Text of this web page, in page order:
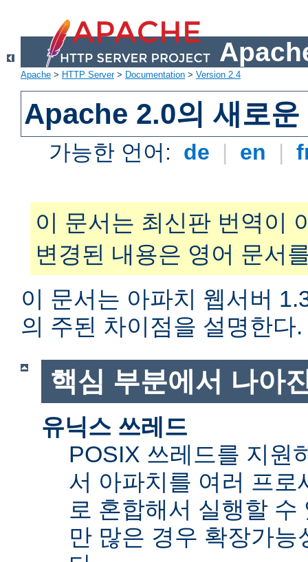
Apache > HTTP Server> Documentation > Version 2.4
Apache 2.0의 새로운
가능한 언어: de | en |
이 문서는 최신판 번역이
변경된 내용은 영어 문서
이 문서는 아파치 웹서버
의 주된 차이점을 설명한다.
핵심 부분에서 나아
유닉스 쓰레드
POSIX 쓰레드를 지원
서 아파치를 여러 프로
로 혼합해서 실행할
만 많은 경우 확장가